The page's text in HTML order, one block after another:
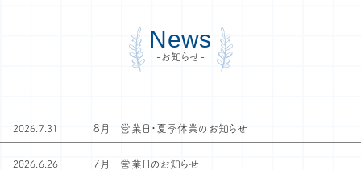
News
-お知らせ-
2026.7.31 8月 営業日・夏季休業のお知らせ
2026.6.26 7月 営業日のお知らせ